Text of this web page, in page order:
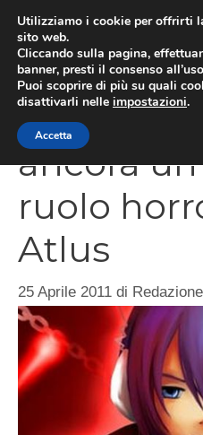
contenuto
Devil
ancora
ruolo
Atlus
25 Aprile 2011 di Redazione
Utilizziamo i cookie per offrirti
sito web.
Cliccando sulla pagina,
banner, presti il consenso
Puoi scoprire di più su quali
disattivarli nelle impostazioni.
Accetta